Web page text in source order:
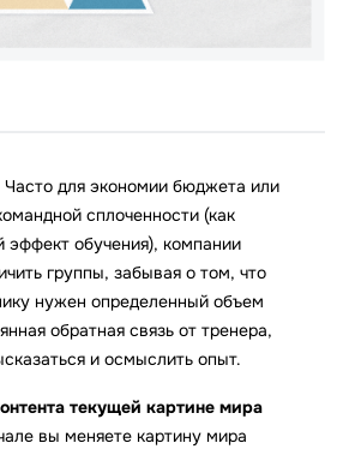
Часто для экономии бюджета или
сплоченности (как
эффект обучения), компании
группы, забывая о том, что
нужен определенный объем
обратная связь от тренера,
и осмыслить опыт.
текущей картине мира
вы меняете картину мира